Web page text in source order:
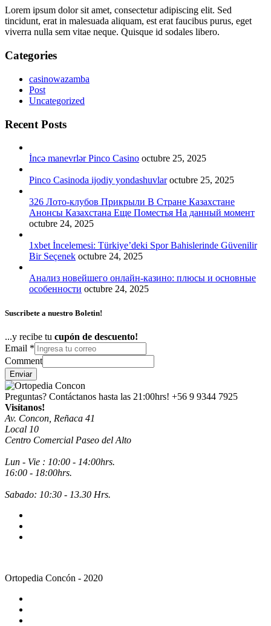
Lorem ipsum dolor sit amet, consectetur adipiscing elit. Sed
tincidunt, erat in malesuada aliquam, est erat faucibus purus, eget
viverra nulla sem vitae neque. Quisque id sodales libero.
Categories
casinowazamba
Post
Uncategorized
Recent Posts
İncə manevrlər Pinco Casino octubre 25, 2025
Pinco Casinoda ijodiy yondashuvlar octubre 25, 2025
326 Лото-клубов Прикрыли В Стране Казахстане
Анонсы Казахстана Еще Поместья На данный момент
octubre 24, 2025
1xbet İncelemesi: Türkiye’deki Spor Bahislerinde Güvenilir
Bir Seçenek octubre 24, 2025
Анализ новейшего онлайн-казино: плюсы и основные
особенности octubre 24, 2025
Suscribete a nuestro Boletin!
...y recibe tu cupón de descuento!
Email *
Comment
Enviar
Preguntas? Contáctanos hasta las 21:00hrs! +56 9 9344 7925
Visítanos!
Av. Concon, Reñaca 41
Local 10
Centro Comercial Paseo del Alto
Lun - Vie : 10:00 - 14:00hrs.
16:00 - 18:00hrs.
Sabado: 10:30 - 13.30 Hrs.
Ortopedia Concón - 2020